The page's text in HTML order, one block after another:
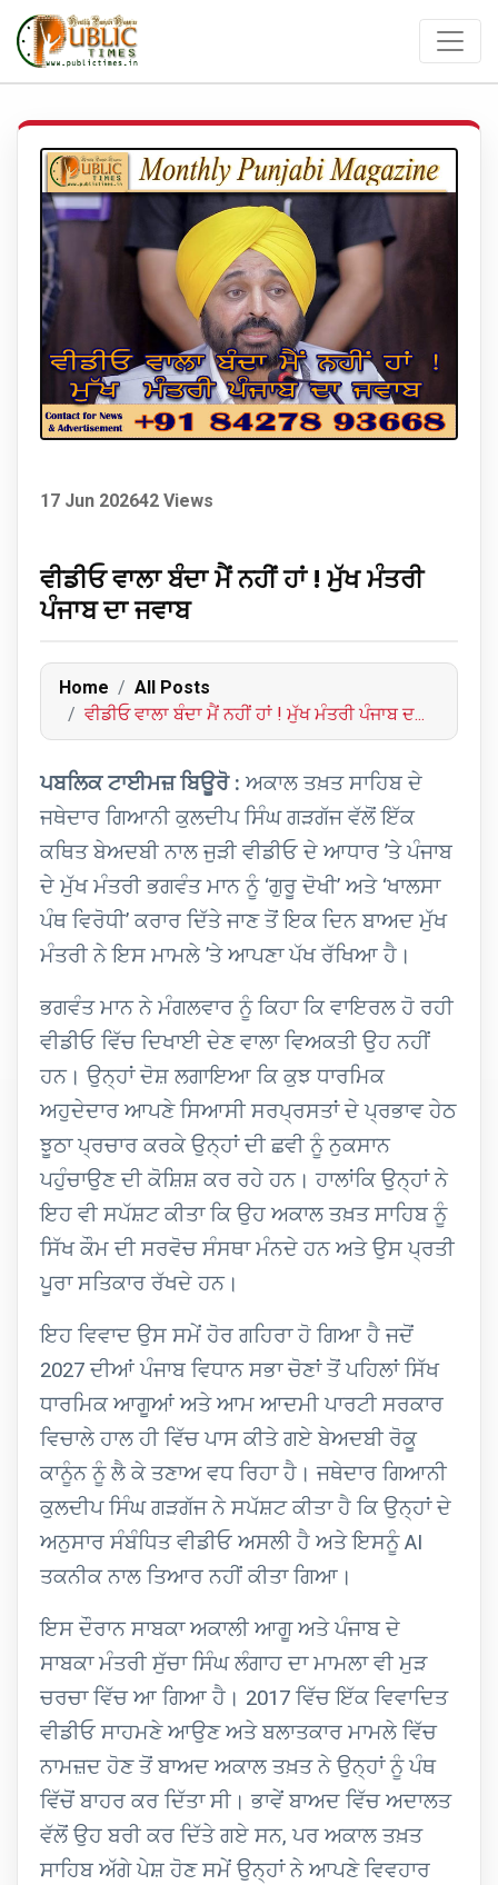
17 Jun 202642 Views
ਵੀਡੀਓ ਵਾਲਾ ਬੰਦਾ ਮੈਂ ਨਹੀਂ ਹਾਂ ! ਮੁੱਖ ਮੰਤਰੀ
ਪੰਜਾਬ ਦਾ ਜਵਾਬ
Home
All Posts
ਵੀਡੀਓ ਵਾਲਾ ਬੰਦਾ ਮੈਂ ਨਹੀਂ ਹਾਂ ! ਮੁੱਖ ਮੰਤਰੀ ਪੰਜਾਬ ਦ...
ਪਬਲਿਕ ਟਾਈਮਜ਼ ਬਿਊਰੋ : ਅਕਾਲ ਤਖ਼ਤ ਸਾਹਿਬ ਦੇ
ਜਥੇਦਾਰ ਗਿਆਨੀ ਕੁਲਦੀਪ ਸਿੰਘ ਗੜਗੱਜ ਵੱਲੋਂ ਇੱਕ
ਕਥਿਤ ਬੇਅਦਬੀ ਨਾਲ ਜੁੜੀ ਵੀਡੀਓ ਦੇ ਆਧਾਰ ’ਤੇ ਪੰਜਾਬ
ਦੇ ਮੁੱਖ ਮੰਤਰੀ ਭਗਵੰਤ ਮਾਨ ਨੂੰ ‘ਗੁਰੂ ਦੋਖੀ’ ਅਤੇ ‘ਖਾਲਸਾ
ਪੰਥ ਵਿਰੋਧੀ’ ਕਰਾਰ ਦਿੱਤੇ ਜਾਣ ਤੋਂ ਇਕ ਦਿਨ ਬਾਅਦ ਮੁੱਖ
ਮੰਤਰੀ ਨੇ ਇਸ ਮਾਮਲੇ ’ਤੇ ਆਪਣਾ ਪੱਖ ਰੱਖਿਆ ਹੈ।
ਭਗਵੰਤ ਮਾਨ ਨੇ ਮੰਗਲਵਾਰ ਨੂੰ ਕਿਹਾ ਕਿ ਵਾਇਰਲ ਹੋ ਰਹੀ
ਵੀਡੀਓ ਵਿੱਚ ਦਿਖਾਈ ਦੇਣ ਵਾਲਾ ਵਿਅਕਤੀ ਉਹ ਨਹੀਂ
ਹਨ। ਉਨ੍ਹਾਂ ਦੋਸ਼ ਲਗਾਇਆ ਕਿ ਕੁਝ ਧਾਰਮਿਕ
ਅਹੁਦੇਦਾਰ ਆਪਣੇ ਸਿਆਸੀ ਸਰਪ੍ਰਸਤਾਂ ਦੇ ਪ੍ਰਭਾਵ ਹੇਠ
ਝੂਠਾ ਪ੍ਰਚਾਰ ਕਰਕੇ ਉਨ੍ਹਾਂ ਦੀ ਛਵੀ ਨੂੰ ਨੁਕਸਾਨ
ਪਹੁੰਚਾਉਣ ਦੀ ਕੋਸ਼ਿਸ਼ ਕਰ ਰਹੇ ਹਨ। ਹਾਲਾਂਕਿ ਉਨ੍ਹਾਂ ਨੇ
ਇਹ ਵੀ ਸਪੱਸ਼ਟ ਕੀਤਾ ਕਿ ਉਹ ਅਕਾਲ ਤਖ਼ਤ ਸਾਹਿਬ ਨੂੰ
ਸਿੱਖ ਕੌਮ ਦੀ ਸਰਵੋਚ ਸੰਸਥਾ ਮੰਨਦੇ ਹਨ ਅਤੇ ਉਸ ਪ੍ਰਤੀ
ਪੂਰਾ ਸਤਿਕਾਰ ਰੱਖਦੇ ਹਨ।
ਇਹ ਵਿਵਾਦ ਉਸ ਸਮੇਂ ਹੋਰ ਗਹਿਰਾ ਹੋ ਗਿਆ ਹੈ ਜਦੋਂ
2027 ਦੀਆਂ ਪੰਜਾਬ ਵਿਧਾਨ ਸਭਾ ਚੋਣਾਂ ਤੋਂ ਪਹਿਲਾਂ ਸਿੱਖ
ਧਾਰਮਿਕ ਆਗੂਆਂ ਅਤੇ ਆਮ ਆਦਮੀ ਪਾਰਟੀ ਸਰਕਾਰ
ਵਿਚਾਲੇ ਹਾਲ ਹੀ ਵਿੱਚ ਪਾਸ ਕੀਤੇ ਗਏ ਬੇਅਦਬੀ ਰੋਕੂ
ਕਾਨੂੰਨ ਨੂੰ ਲੈ ਕੇ ਤਣਾਅ ਵਧ ਰਿਹਾ ਹੈ। ਜਥੇਦਾਰ ਗਿਆਨੀ
ਕੁਲਦੀਪ ਸਿੰਘ ਗੜਗੱਜ ਨੇ ਸਪੱਸ਼ਟ ਕੀਤਾ ਹੈ ਕਿ ਉਨ੍ਹਾਂ ਦੇ
ਅਨੁਸਾਰ ਸੰਬੰਧਿਤ ਵੀਡੀਓ ਅਸਲੀ ਹੈ ਅਤੇ ਇਸਨੂੰ AI
ਤਕਨੀਕ ਨਾਲ ਤਿਆਰ ਨਹੀਂ ਕੀਤਾ ਗਿਆ।
ਇਸ ਦੌਰਾਨ ਸਾਬਕਾ ਅਕਾਲੀ ਆਗੂ ਅਤੇ ਪੰਜਾਬ ਦੇ
ਸਾਬਕਾ ਮੰਤਰੀ ਸੁੱਚਾ ਸਿੰਘ ਲੰਗਾਹ ਦਾ ਮਾਮਲਾ ਵੀ ਮੁੜ
ਚਰਚਾ ਵਿੱਚ ਆ ਗਿਆ ਹੈ। 2017 ਵਿੱਚ ਇੱਕ ਵਿਵਾਦਿਤ
ਵੀਡੀਓ ਸਾਹਮਣੇ ਆਉਣ ਅਤੇ ਬਲਾਤਕਾਰ ਮਾਮਲੇ ਵਿੱਚ
ਨਾਮਜ਼ਦ ਹੋਣ ਤੋਂ ਬਾਅਦ ਅਕਾਲ ਤਖ਼ਤ ਨੇ ਉਨ੍ਹਾਂ ਨੂੰ ਪੰਥ
ਵਿੱਚੋਂ ਬਾਹਰ ਕਰ ਦਿੱਤਾ ਸੀ। ਭਾਵੇਂ ਬਾਅਦ ਵਿੱਚ ਅਦਾਲਤ
ਵੱਲੋਂ ਉਹ ਬਰੀ ਕਰ ਦਿੱਤੇ ਗਏ ਸਨ, ਪਰ ਅਕਾਲ ਤਖ਼ਤ
ਸਾਹਿਬ ਅੱਗੇ ਪੇਸ਼ ਹੋਣ ਸਮੇਂ ਉਨ੍ਹਾਂ ਨੇ ਆਪਣੇ ਵਿਵਹਾਰ